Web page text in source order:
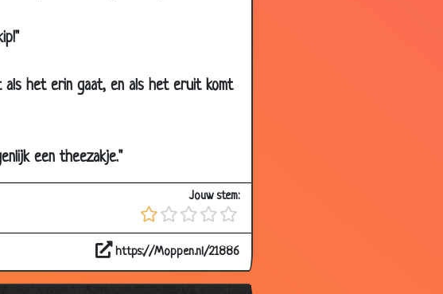
het erin gaat, en als het eruit komt
een theezakje."
Jouw stem:
https://Moppen.nl/21886
3.90
2.25
3.61